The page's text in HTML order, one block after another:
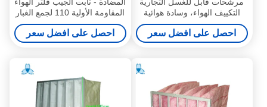
التكييف الهواء، وسادة هوائية
للمرشح تكييف الهواء والتهوية
احصل على افضل سعر
المقاومة الأولية 110 لجمع الغبار
احصل على افضل سعر